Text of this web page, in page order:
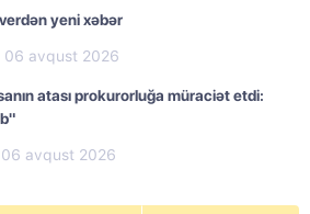
yeni xəbər
06 avqust 2026
atası prokurorluğa müraciət etdi:
06 avqust 2026